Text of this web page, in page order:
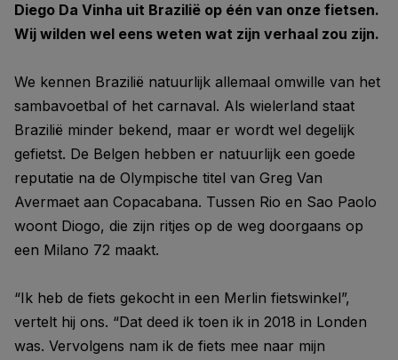
Diego Da Vinha uit Brazilië op één van onze fietsen.
Wij wilden wel eens weten wat zijn verhaal zou zijn.
We kennen Brazilië natuurlijk allemaal omwille van het
sambavoetbal of het carnaval. Als wielerland staat
Brazilië minder bekend, maar er wordt wel degelijk
gefietst. De Belgen hebben er natuurlijk een goede
reputatie na de Olympische titel van Greg Van
Avermaet aan Copacabana. Tussen Rio en Sao Paolo
woont Diogo, die zijn ritjes op de weg doorgaans op
een Milano 72 maakt.
“Ik heb de fiets gekocht in een Merlin fietswinkel”,
vertelt hij ons. “Dat deed ik toen ik in 2018 in Londen
was. Vervolgens nam ik de fiets mee naar mijn